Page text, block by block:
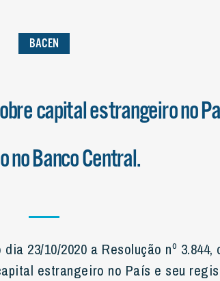
BACEN
capital estrangeiro no
no Banco Central.
23/10/2020 a Resolução nº 3.844,
estrangeiro no País e seu